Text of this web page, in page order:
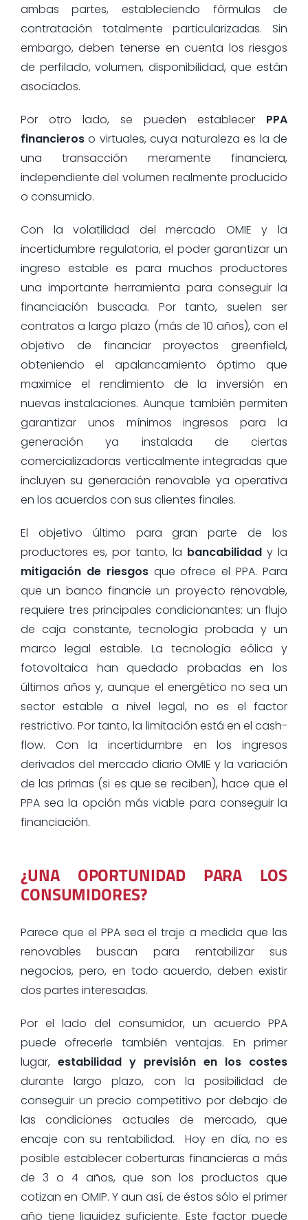
ambas partes, estableciendo fórmulas de
contratación totalmente particularizadas. Sin
embargo, deben tenerse en cuenta los riesgos
de perfilado, volumen, disponibilidad, que están
asociados.
Por otro lado, se pueden establecer PPA
financieroso virtuales, cuya naturaleza es la de
una transacción meramente financiera,
independiente del volumen realmente producido
o consumido.
Con la volatilidad del mercado OMIE y la
incertidumbre regulatoria, el poder garantizar un
ingreso estable es para muchos productores
una importante herramienta para conseguir la
financiación buscada. Por tanto, suelen ser
contratos a largo plazo (más de 10 años), con el
objetivo de financiar proyectos greenfield,
obteniendo el apalancamiento óptimo que
maximice el rendimiento de la inversión en
nuevas instalaciones. Aunque también permiten
garantizar unos mínimos ingresos para la
generación ya instalada de ciertas
comercializadoras verticalmente integradas que
incluyen su generación renovable ya operativa
en los acuerdos con sus clientes finales.
El objetivo último para gran parte de los
productores es, por tanto, la bancabilidad y la
mitigación de riesgos que ofrece el PPA. Para
que un banco financie un proyecto renovable,
requiere tres principales condicionantes: un flujo
de caja constante, tecnología probada y un
marco legal estable. La tecnología eólica y
fotovoltaica han quedado probadas en los
últimos años y, aunque el energético no sea un
sector estable a nivel legal, no es el factor
restrictivo. Por tanto, la limitación está en el cash-
flow. Con la incertidumbre en los ingresos
derivados del mercado diario OMIE y la variación
de las primas (si es que se reciben), hace que el
PPA sea la opción más viable para conseguir la
financiación.
¿UNA OPORTUNIDAD PARA LOS
CONSUMIDORES?
Parece que el PPA sea el traje a medida que las
renovables buscan para rentabilizar sus
negocios, pero, en todo acuerdo, deben existir
dos partes interesadas.
Por el lado del consumidor, un acuerdo PPA
puede ofrecerle también ventajas. En primer
lugar, estabilidad y previsión en los costes
durante largo plazo, con la posibilidad de
conseguir un precio competitivo por debajo de
las condiciones actuales de mercado, que
encaje con su rentabilidad. Hoy en día, no es
posible establecer coberturas financieras a más
de 3 o 4 años, que son los productos que
cotizan en OMIP. Y aun así, de éstos sólo el primer
año tiene liquidez suficiente. Este factor puede